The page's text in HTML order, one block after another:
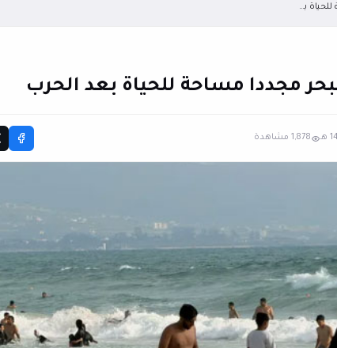
شاطئ صور.. حين يعود البحر مجددا مساحة للحياة بعد الحرب
مجددا مساحة للحياة بعد الحرب
1,878 مشاهدة